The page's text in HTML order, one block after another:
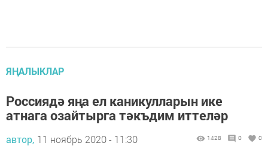
ЯҢАЛЫКЛАР
Россиядә яңа ел каникулларын ике
атнага озайтырга тәкъдим иттеләр
автор, 11 ноябрь 2020 - 11:30 1428 0 0